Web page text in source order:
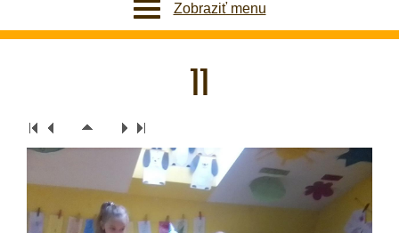
Zobraziť menu
11